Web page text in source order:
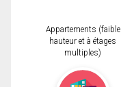
Appartements (faible
hauteur et à étages
multiples)